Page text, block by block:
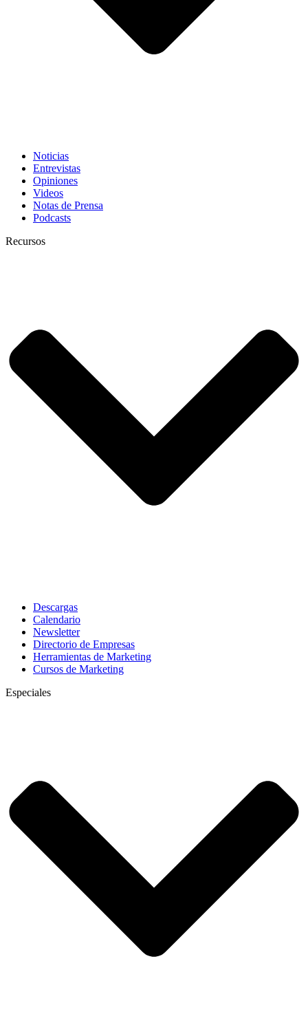
Noticias
Entrevistas
Opiniones
Videos
Notas de Prensa
Podcasts
Recursos
Descargas
Calendario
Newsletter
Directorio de Empresas
Herramientas de Marketing
Cursos de Marketing
Especiales